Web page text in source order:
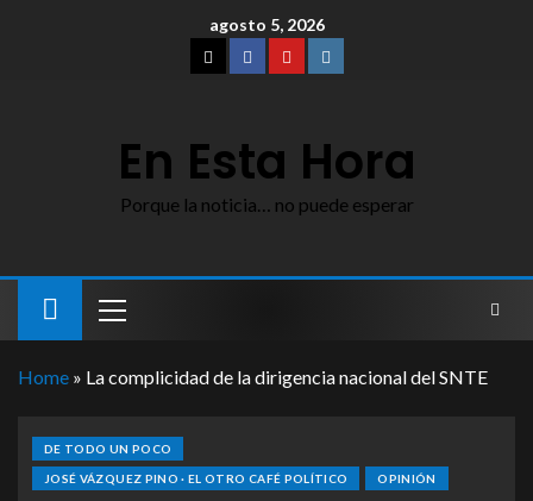
agosto 5, 2026
En Esta Hora
Porque la noticia… no puede esperar
Home » La complicidad de la dirigencia nacional del SNTE
DE TODO UN POCO
JOSÉ VÁZQUEZ PINO · EL OTRO CAFÉ POLÍTICO OPINIÓN